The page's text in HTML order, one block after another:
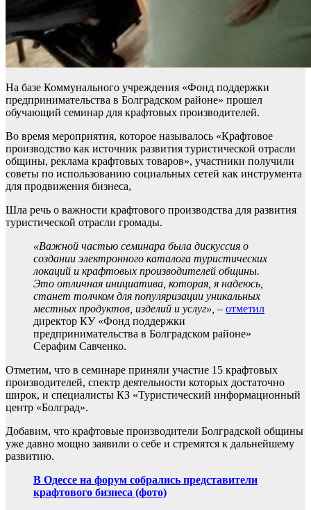
На базе Коммунального учреждения «Фонд поддержки
предпринимательства в Болградском районе» прошел
обучающий семинар для крафтовых производителей.
Во время мероприятия, которое называлось «Крафтовое
производство как источник развития туристической отрасли
общины, реклама крафтовых товаров», участники получили
советы по использованию социальных сетей как инструмента
для продвижения бизнеса,
Шла речь о важности крафтового производства для развития
туристической отрасли громады.
«Важной частью семинара была дискуссия о
создании электронного каталога туристических
локаций и крафтовых производителей общины.
Это отличная инициатива, которая, я надеюсь,
станет толчком для популяризации уникальных
местных продуктов, изделий и услуг», – отметил
директор КУ «Фонд поддержки
предпринимательства в Болградском районе»
Серафим Савченко.
Отметим, что в семинаре приняли участие 15 крафтовых
производителей, спектр деятельности которых достаточно
широк, и специалисты КЗ «Туристический информационный
центр «Болград».
Добавим, что крафтовые производители Болградской общины
уже давно мощно заявили о себе и стремятся к дальнейшему
развитию.
В Одессе на форум собрались представители
крафтового бизнеса (фото)